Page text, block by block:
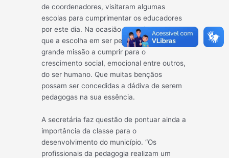
de coordenadores, visitaram algumas
escolas para cumprimentar os educadores
por este dia. Na ocasião, Angelita ressaltou
que a escolha em ser pedagoga é uma
grande missão a cumprir para o
crescimento social, emocional entre outros,
do ser humano. Que muitas bençãos
possam ser concedidas a dádiva de serem
pedagogas na sua essência.
A secretária faz questão de pontuar ainda a
importância da classe para o
desenvolvimento do município. “Os
profissionais da pedagogia realizam um